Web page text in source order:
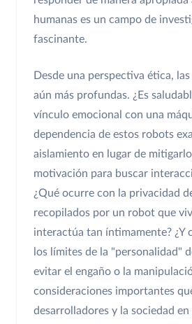
humanas es un campo de
fascinante.
Desde una perspectiva ética,
aún más profundas. ¿Es
vínculo emocional con una
dependencia de estos robots
aislamiento en lugar de
motivación para buscar
¿Qué ocurre con la privacidad
recopilados por un robot que
interactúa tan íntimamente? ¿Y
los límites de la "personalidad"
evitar el engaño o la
consideraciones importantes
desarrolladores y la sociedad en